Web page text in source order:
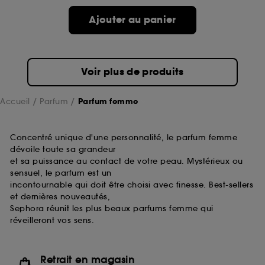
Ajouter au panier
Voir plus de produits
Accueil Parfum Parfum femme
Concentré unique d'une personnalité, le parfum femme
dévoile toute sa grandeur
et sa puissance au contact de votre peau. Mystérieux ou
sensuel, le parfum est un
incontournable qui doit être choisi avec finesse. Best-sellers
et dernières nouveautés,
Sephora réunit les plus beaux parfums femme qui
réveilleront vos sens.
Retrait en magasin
de ces cookies grâce au bouton "personnaliser mes
choix" ci-dessous ou décider de "tout accepter".
Sephora pourra associer les informations de
collectées ou générées lors de votre activité en ligne
ou en magasin. Pour refuser tous les cookies, cliques
sur "continuer sans accepter". Voous pouvez à tout
souhaitez obtenir plus d'information sur les cookies